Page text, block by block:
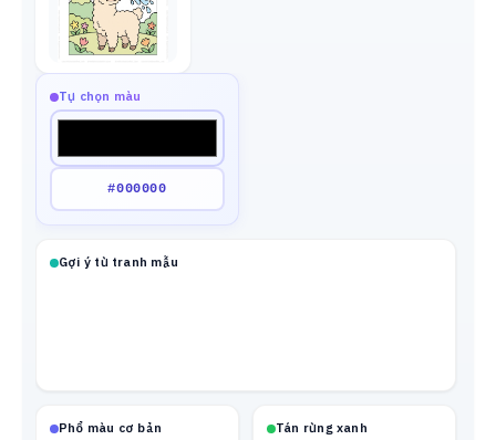
Tự chọn màu
Gợi ý từ tranh mẫu
Phổ màu cơ bản Tán rừng xanh